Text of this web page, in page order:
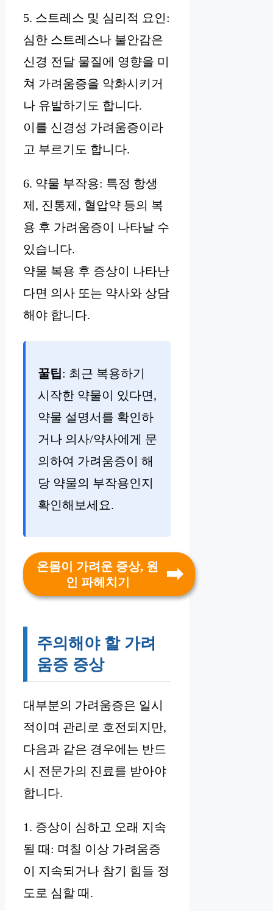
5. 스트레스 및 심리적 요인:
심한 스트레스나 불안감은
신경 전달 물질에 영향을 미
쳐 가려움증을 악화시키거
나 유발하기도 합니다.
이를 신경성 가려움증이라
고 부르기도 합니다.
6. 약물 부작용: 특정 항생
제, 진통제, 혈압약 등의 복
용 후 가려움증이 나타날 수
있습니다.
약물 복용 후 증상이 나타난
다면 의사 또는 약사와 상담
해야 합니다.
꿀팁: 최근 복용하기
시작한 약물이 있다면,
약물 설명서를 확인하
거나 의사/약사에게 문
의하여 가려움증이 해
당 약물의 부작용인지
확인해보세요.
온몸이 가려운 증상, 원
인 파헤치기
주의해야 할 가려
움증 증상
대부분의 가려움증은 일시
적이며 관리로 호전되지만,
다음과 같은 경우에는 반드
시 전문가의 진료를 받아야
합니다.
1. 증상이 심하고 오래 지속
될 때: 며칠 이상 가려움증
이 지속되거나 참기 힘들 정
도로 심할 때.